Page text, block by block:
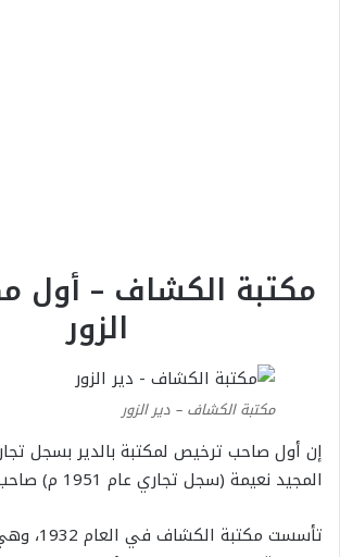
مكتبة الكشاف – أول
الزور
مكتبة الكشاف – دير الزور
إن أول صاحب ترخيص لمكتبة بالدير بسجل
المجيد نعيمة (سجل تجاري عام 1951 م) صاحب
تأسست